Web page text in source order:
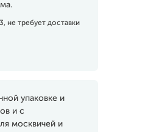
не требует доставки
упаковке и
и с
москвичей и